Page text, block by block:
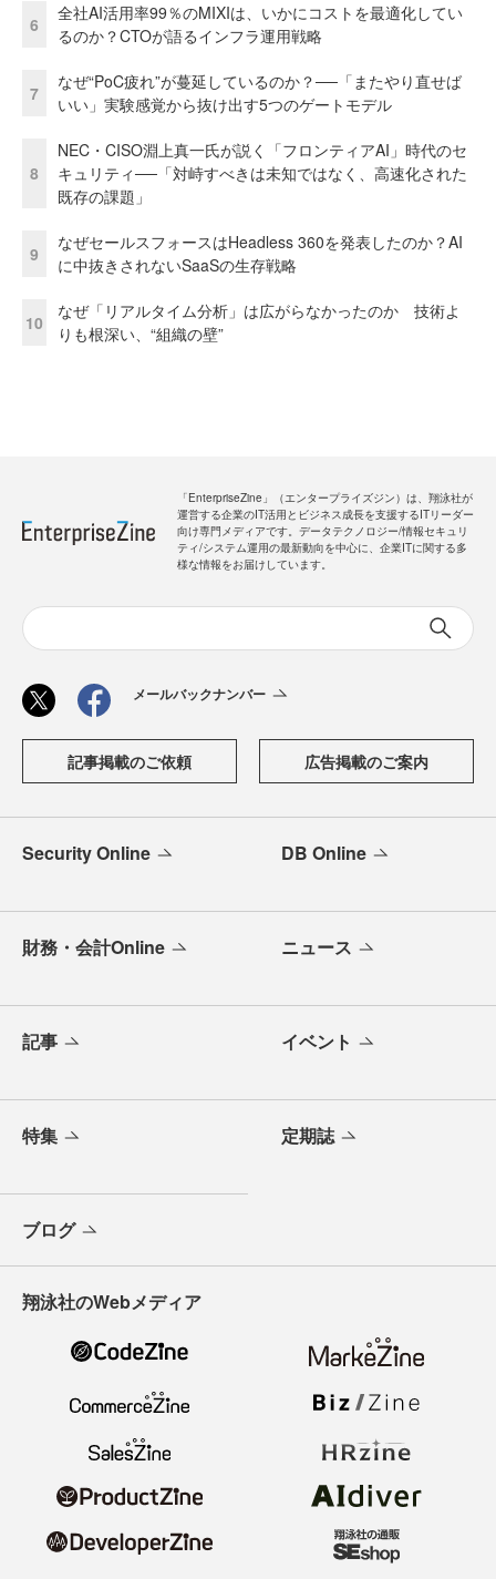
6
全社AI活用率99％のMIXIは、いかにコストを最適化してい
るのか？CTOが語るインフラ運用戦略
7
なぜ“PoC疲れ”が蔓延しているのか？──「またやり直せば
いい」実験感覚から抜け出す5つのゲートモデル
8
NEC・CISO淵上真一氏が説く「フロンティアAI」時代のセ
キュリティ──「対峙すべきは未知ではなく、高速化された
既存の課題」
9
なぜセールスフォースはHeadless 360を発表したのか？AI
に中抜きされないSaaSの生存戦略
10
なぜ「リアルタイム分析」は広がらなかったのか 技術よ
りも根深い、“組織の壁”
「EnterpriseZine」（エンタープライズジン）は、翔泳社が
運営する企業のIT活用とビジネス成長を支援するITリーダー
向け専門メディアです。データテクノロジー/情報セキュリ
ティ/システム運用の最新動向を中心に、企業ITに関する多
様な情報をお届けしています。
メールバックナンバー
記事掲載のご依頼 広告掲載のご案内
Security Online DB Online
財務・会計Online ニュース
記事 イベント
特集 定期誌
ブログ
翔泳社のWebメディア